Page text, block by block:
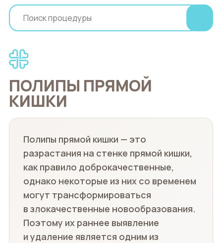
ПОЛИПЫ ПРЯМОЙ
КИШКИ
Полипы прямой кишки — это
разрастания на стенке прямой кишки,
как правило доброкачественные,
однако некоторые из них со временем
могут трансформироваться
в злокачественные новообразования.
Поэтому их раннее выявление
и удаление является одним из